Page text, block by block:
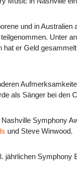
und in
Unter
hat er Geld
als Sänger bei den
Symphony
und Steve Winwood.
jährlichen